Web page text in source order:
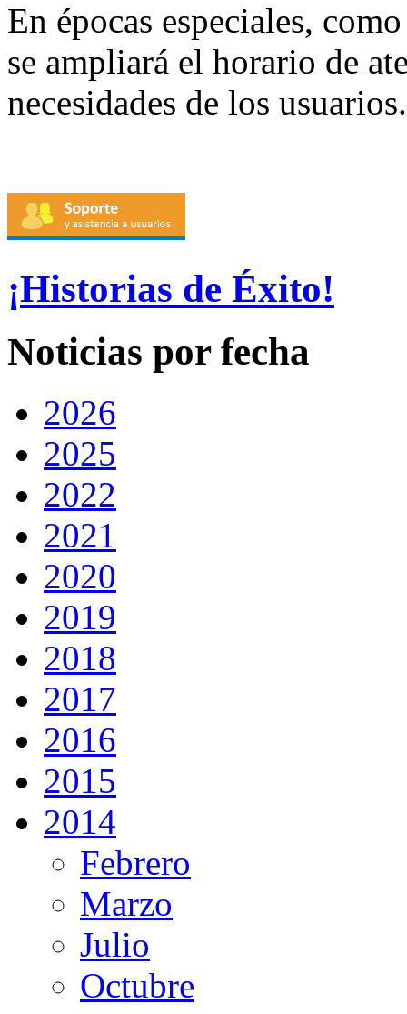
En épocas especiales,
se ampliará el horario de
necesidades de los usuarios.
¡Historias de Éxito!
Noticias por fecha
2026
2025
2022
2021
2020
2019
2018
2017
2016
2015
2014
Febrero
Marzo
Julio
Octubre